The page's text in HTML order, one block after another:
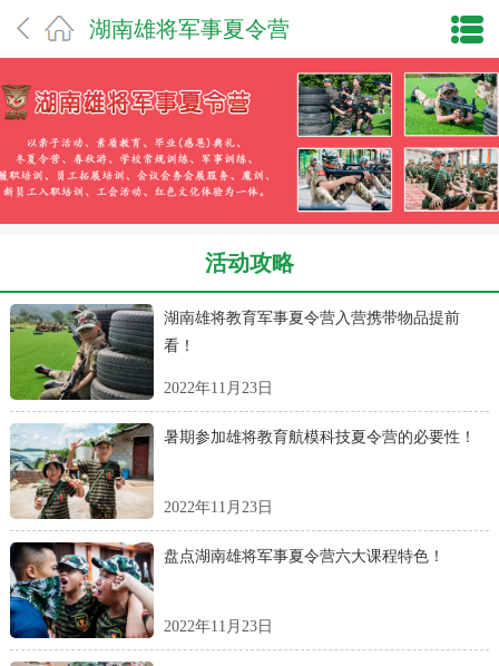
湖南雄将军事夏令营
活动攻略
湖南雄将教育军事夏令营入营携带物品提前
看！
2022年11月23日
暑期参加雄将教育航模科技夏令营的必要性！
2022年11月23日
盘点湖南雄将军事夏令营六大课程特色！
2022年11月23日